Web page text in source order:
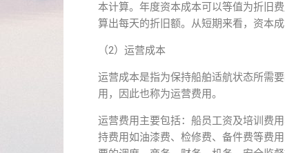
本计算。年度资本成本可以等值为折旧
算出每天的折旧额。从短期来看，资本
（2）运营成本
运营成本是指为保持船舶适航状态所需
用，因此也称为运营费用。
运营费用主要包括：船员工资及培训费
持费用如油漆费、检修费、备件费等费